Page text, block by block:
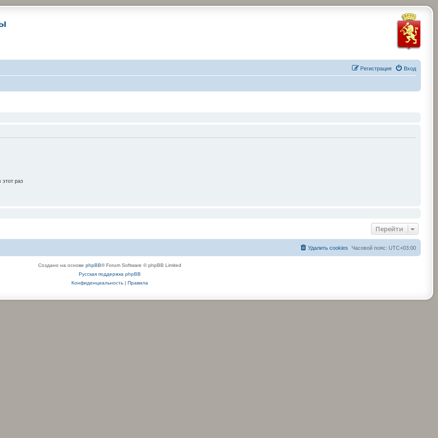
Вход
Регистрация
раз
Перейти
Часовой пояс: UTC+03:00
Удалить cookies
Создано на основе phpBB® Forum Software © phpBB Limited
Русская поддержка phpBB
Конфиденциальность| Правила